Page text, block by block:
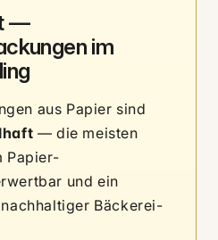
—
im
aus Papier sind
— die meisten
Papier-
und ein
Bäckerei-